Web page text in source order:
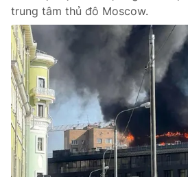
trung tâm thủ đô Moscow.